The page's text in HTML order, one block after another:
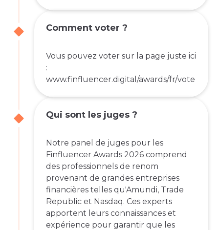
Comment voter ?
Vous pouvez voter sur la page juste ici
:
www.finfluencer.digital/awards/fr/vote
Qui sont les juges ?
Notre panel de juges pour les
Finfluencer Awards 2026 comprend
des professionnels de renom
provenant de grandes entreprises
financières telles qu'Amundi, Trade
Republic et Nasdaq. Ces experts
apportent leurs connaissances et
expérience pour garantir que les